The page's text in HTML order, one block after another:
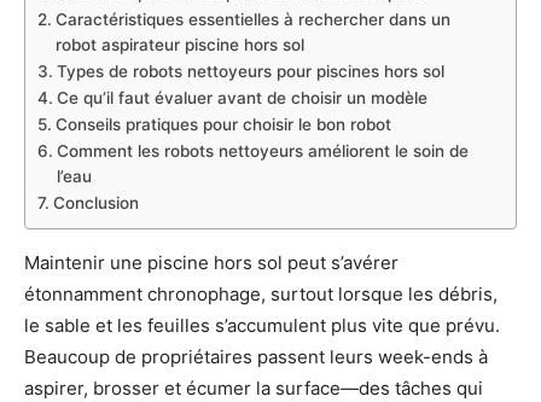
Caractéristiques essentielles à rechercher dans un
robot aspirateur piscine hors sol
Types de robots nettoyeurs pour piscines hors sol
Ce qu’il faut évaluer avant de choisir un modèle
Conseils pratiques pour choisir le bon robot
Comment les robots nettoyeurs améliorent le soin de
l’eau
Conclusion
Maintenir une piscine hors sol peut s’avérer
étonnamment chronophage, surtout lorsque les débris,
le sable et les feuilles s’accumulent plus vite que prévu.
Beaucoup de propriétaires passent leurs week-ends à
aspirer, brosser et écumer la surface—des tâches qui